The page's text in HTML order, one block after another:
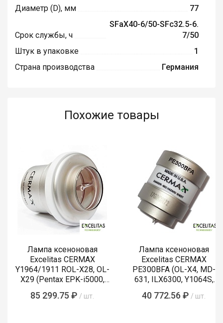
Диаметр (D), мм
77
Срок службы, ч
SFaX40-6/50-SFc32.5-6.
7/50
Штук в упаковке
1
Страна производства
Германия
Похожие товары
Лампа ксеноновая
Excelitas CERMAX
Y1964/1911 ROL-X28, OL-
X29 (Pentax EPK-i5000,
85 299.75 ₽ / шт.
Лампа ксеноновая
Excelitas CERMAX
PE300BFA (OL-X4, MD-
631, ILX6300, Y1064S,
40 772.56 ₽ / шт.